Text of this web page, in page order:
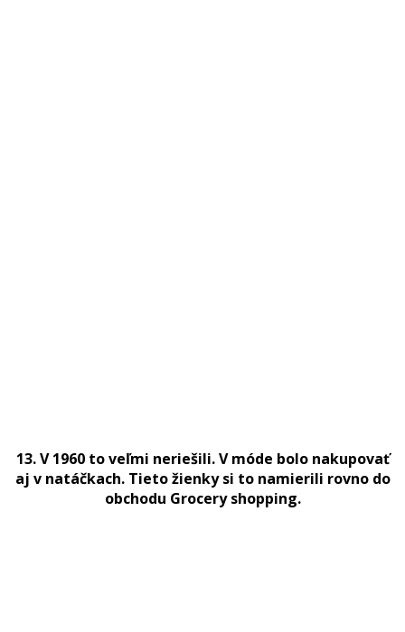
13. V 1960 to veľmi neriešili. V móde bolo nakupovať
aj v natáčkach. Tieto žienky si to namierili rovno do
obchodu Grocery shopping.